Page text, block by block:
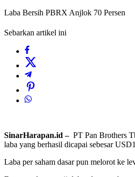
Laba Bersih PBRX Anjlok 70 Persen
Sebarkan artikel ini
SinarHarapan.id – PT Pan Brothers
laba yang berhasil dicapai sebesar
Laba per saham dasar pun melorot ke